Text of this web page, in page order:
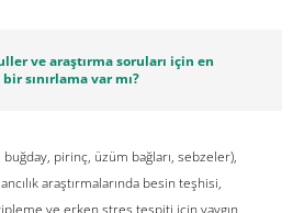
ve araştırma soruları için en
sınırlama var mı?
buğday, pirinç, üzüm bağları, sebzeler),
araştırmalarında besin teşhisi,
ve erken stres tespiti için yaygın